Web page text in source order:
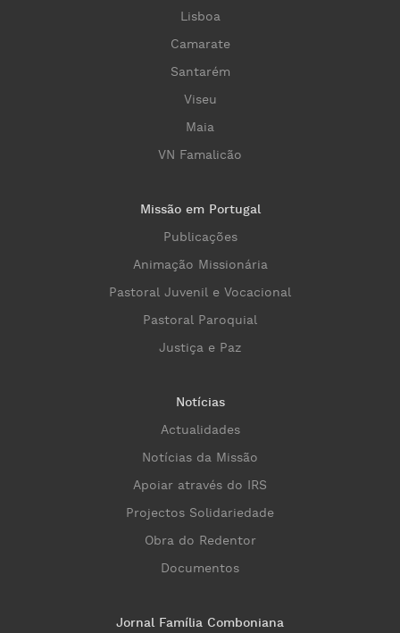
Lisboa
Camarate
Santarém
Viseu
Maia
VN Famalicão
Missão em Portugal
Publicações
Animação Missionária
Pastoral Juvenil e Vocacional
Pastoral Paroquial
Justiça e Paz
Notícias
Actualidades
Notícias da Missão
Apoiar através do IRS
Projectos Solidariedade
Obra do Redentor
Documentos
Jornal Família Comboniana